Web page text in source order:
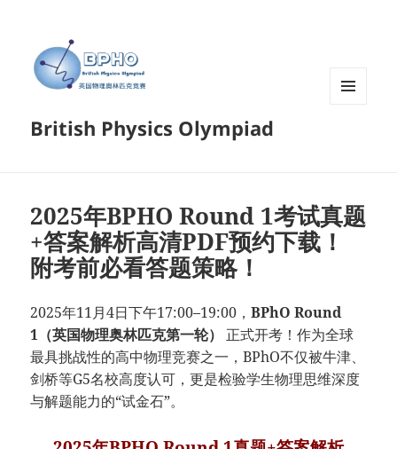
British Physics Olympiad
2025年BPHO Round 1考试真题
+答案解析高清PDF预约下载！
附考前必看答题策略！
2025年11月4日下午17:00–19:00，BPhO Round
1（英国物理奥林匹克第一轮）
正式开考！作为全球
最具挑战性的高中物理竞赛之一，BPhO不仅被牛津、
剑桥等G5名校高度认可，更是检验学生物理思维深度
与解题能力的“试金石”。